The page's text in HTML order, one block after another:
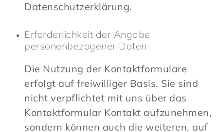
Datenschutzerklärung.
Erforderlichkeit der Angabe
personenbezogener Daten
Die Nutzung der Kontaktformulare
erfolgt auf freiwilliger Basis. Sie sind
nicht verpflichtet mit uns über das
Kontaktformular Kontakt aufzunehmen,
sondern können auch die weiteren, auf